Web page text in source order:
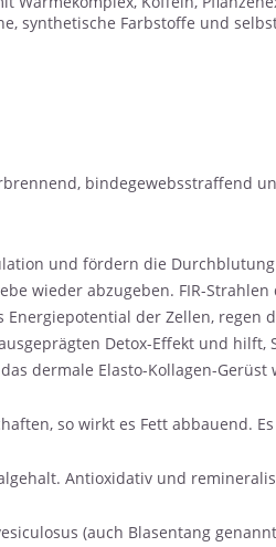
synthetische Farbstoffe und
bindegewebsstraffend
und fördern die
wieder abzugeben. FIR-
der Zellen,
Detox-Effekt und
dermale Elasto-Kollagen-
so wirkt es Fett abbauend.
Antioxidativ und
(auch Blasentang